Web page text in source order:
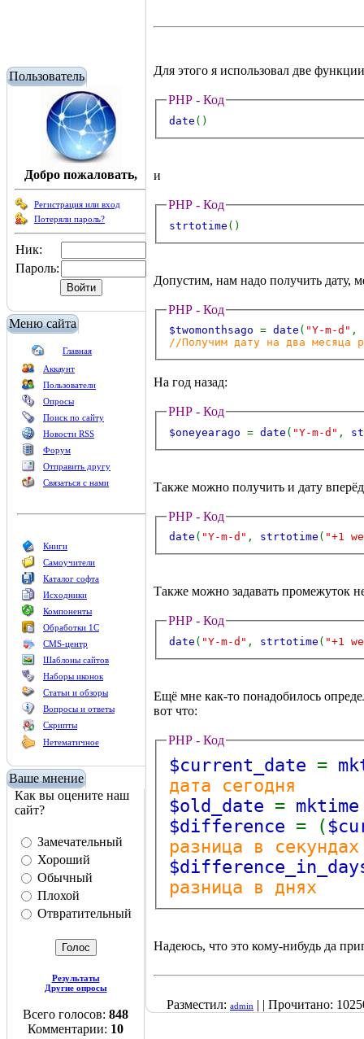
Пользователь
Добро пожаловать,
Регистрация или вход
Потеряли пароль?
Ник:
Пароль:
Меню сайта
Главная
Аккаунт
Пользователи
Опросы
Поиск по сайту
Новости RSS
Форум
Отправить другу
Связаться с нами
Книги
Самоучители
Каталог софта
Исходники
Компоненты
Обработки 1С
CMS-центр
Шаблоны сайтов
Наборы иконок
Статьи и обзоры
Вопросы и ответы
Скрипты
Нетематичное
Ваше мнение
Как вы оцените наш
сайт?
Замечательный
Хороший
Обычный
Плохой
Отвратительный
Результаты
Другие опросы
Всего голосов: 848
Комментарии: 10
Для этого я использовал две
PHP - Код
date ()
и
PHP - Код
strtotime ()
Допустим, нам надо получить дату,
PHP - Код
$twomonthsago = date ( "Y-m-d" ,
//Получим дату на два месяца
На год назад:
PHP - Код
$oneyearago = date ( "Y-m-d" ,
Также можно получить и дату
PHP - Код
date ( "Y-m-d" , strtotime ( "+1
Также можно задавать промежуток
PHP - Код
date ( "Y-m-d" , strtotime ( "+1
Ещё мне как-то понадобилось
вот что:
PHP - Код
$current_date =
дата сегодня
$old_date =
$difference = (
разница в
разница в днях
Надеюсь, что это кому-нибудь да
Разместил: admin | | Прочитано: